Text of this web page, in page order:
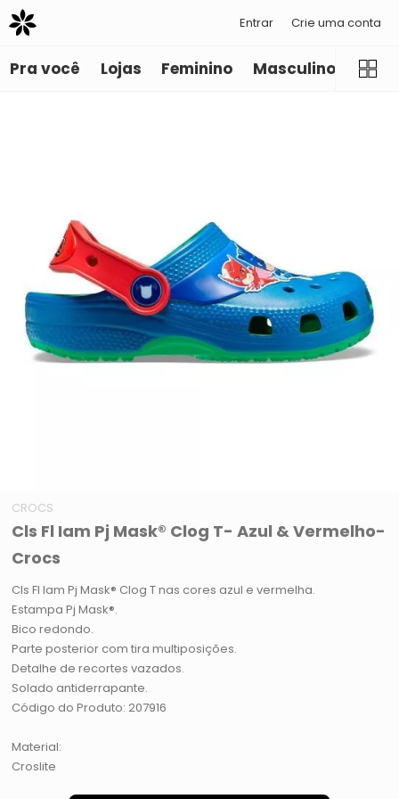
Entrar Crie uma conta
Pra você Lojas Feminino Masculino
CROCS
Cls Fl Iam Pj Mask® Clog T- Azul & Vermelho-
Crocs
Cls Fl Iam Pj Mask® Clog T nas cores azul e vermelha.
Estampa Pj Mask®.
Bico redondo.
Parte posterior com tira multiposições.
Detalhe de recortes vazados.
Solado antiderrapante.
Código do Produto: 207916
Material:
Croslite